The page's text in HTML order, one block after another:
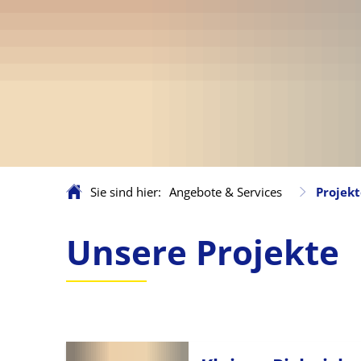
Sie sind hier: Angebote & Services
Projekte
Unsere Projekte